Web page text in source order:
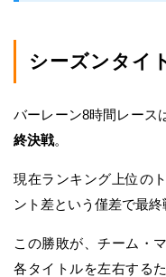
シーズンタイ
バーレーン8時間レース
終決戦。
現在ランキング上位の
ント差という僅差で最終
この勝敗が、チーム・
各タイトルを左右する